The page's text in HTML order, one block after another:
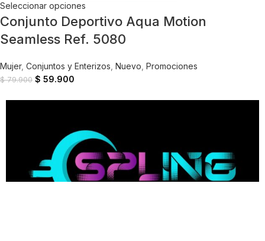
Seleccionar opciones
Conjunto Deportivo Aqua Motion
Seamless Ref. 5080
Mujer, Conjuntos y Enterizos Nuevo Promociones
$79.900 $ 59.900